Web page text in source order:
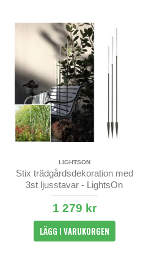
LIGHTSON
Stix trädgårdsdekoration med
3st ljusstavar - LightsOn
1 279 kr
LÄGG I VARUKORGEN